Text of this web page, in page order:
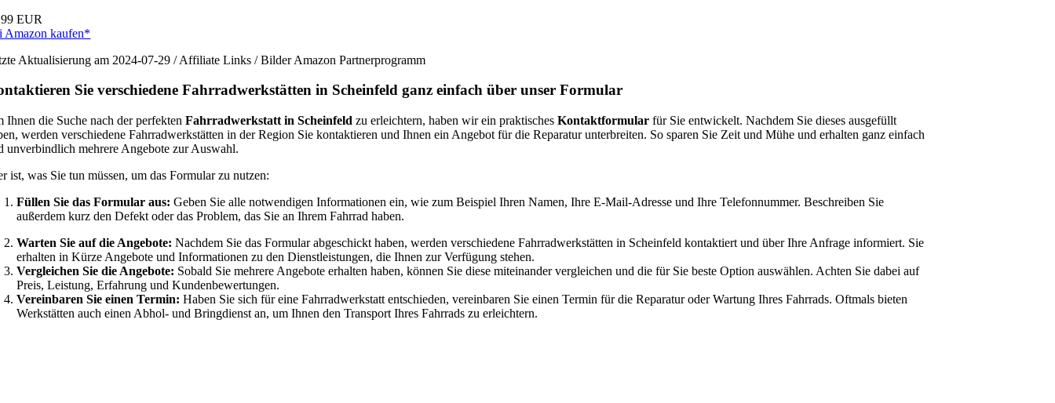
EUR
Amazon kaufen*
Aktualisierung am 2024-07-29 / Affiliate Links / Bilder Amazon Partnerprogramm
Sie verschiedene Fahrradwerkstätten in Scheinfeld ganz einfach über unser Formular
Ihnen die Suche nach der perfektenFahrradwerkstatt in Scheinfeld zu erleichtern, haben wir ein praktischesKontaktformular für Sie entwickelt. Nachdem Sie dieses ausgefüllt
werden verschiedene Fahrradwerkstätten in der Region Sie kontaktieren und Ihnen ein Angebot für die Reparatur unterbreiten. So sparen Sie Zeit und Mühe und erhalten ganz einfach
unverbindlich mehrere Angebote zur Auswahl.
ist, was Sie tun müssen, um das Formular zu nutzen:
Füllen Sie das Formular aus: Geben Sie alle notwendigen Informationen ein, wie zum Beispiel Ihren Namen, Ihre E-Mail-Adresse und Ihre Telefonnummer. Beschreiben Sie
außerdem kurz den Defekt oder das Problem, das Sie an Ihrem Fahrrad haben.
Warten Sie auf die Angebote: Nachdem Sie das Formular abgeschickt haben, werden verschiedene Fahrradwerkstätten in Scheinfeld kontaktiert und über Ihre Anfrage informiert. Sie
erhalten in Kürze Angebote und Informationen zu den Dienstleistungen, die Ihnen zur Verfügung stehen.
Vergleichen Sie die Angebote: Sobald Sie mehrere Angebote erhalten haben, können Sie diese miteinander vergleichen und die für Sie beste Option auswählen. Achten Sie dabei auf
Preis, Leistung, Erfahrung und Kundenbewertungen.
Vereinbaren Sie einen Termin: Haben Sie sich für eine Fahrradwerkstatt entschieden, vereinbaren Sie einen Termin für die Reparatur oder Wartung Ihres Fahrrads. Oftmals bieten
Werkstätten auch einen Abhol- und Bringdienst an, um Ihnen den Transport Ihres Fahrrads zu erleichtern.